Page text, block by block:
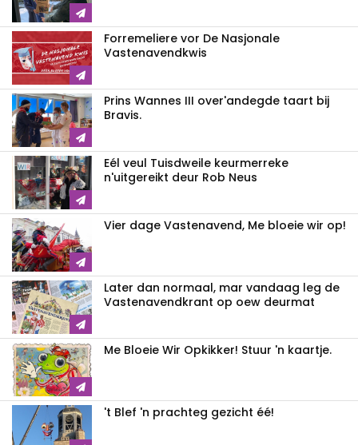
Forremeliere vor De Nasjonale
Vastenavendkwis
Prins Wannes III over'andegde taart bij
Bravis.
Eél veul Tuisdweile keurmerreke
n'uitgereikt deur Rob Neus
Vier dage Vastenavend, Me bloeie wir op!
Later dan normaal, mar vandaag leg de
Vastenavendkrant op oew deurmat
Me Bloeie Wir Opkikker! Stuur 'n kaartje.
't Blef 'n prachteg gezicht éé!